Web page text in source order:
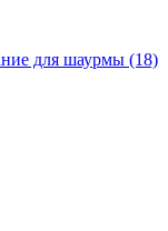
для шаурмы (18)